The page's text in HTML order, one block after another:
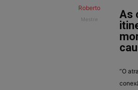
Roberto
Mestre
As
“O